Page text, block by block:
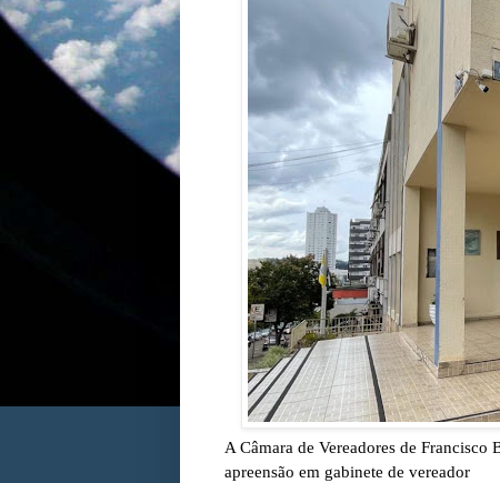
A Câmara de Vereadores de
apreensão em gabinete de vereador